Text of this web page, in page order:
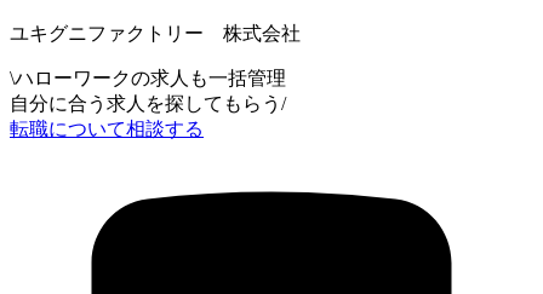
ユキグニファクトリー 株式会社
\ハローワークの求人も一括管理
自分に合う求人を探してもらう /
転職について相談する